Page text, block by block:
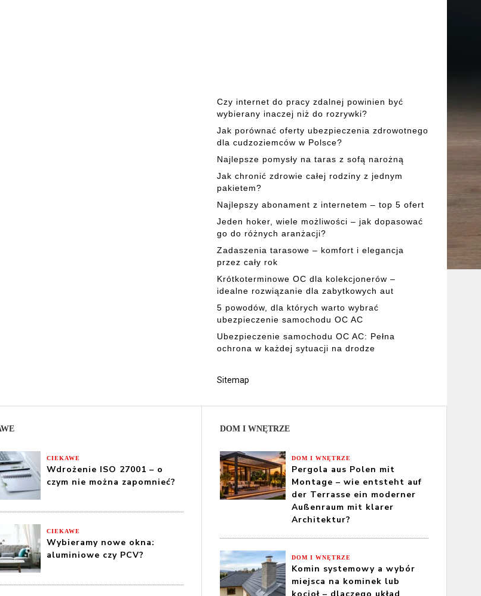
Czy internet do pracy zdalnej powinien być
wybierany inaczej niż do rozrywki?
Jak porównać oferty ubezpieczenia zdrowotnego
dla cudzoziemców w Polsce?
Najlepsze pomysły na taras z sofą narożną
Jak chronić zdrowie całej rodziny z jednym
pakietem?
Najlepszy abonament z internetem – top 5 ofert
Jeden hoker, wiele możliwości – jak dopasować
go do różnych aranżacji?
Zadaszenia tarasowe – komfort i elegancja
przez cały rok
Krótkoterminowe OC dla kolekcjonerów –
idealne rozwiązanie dla zabytkowych aut
5 powodów, dla których warto wybrać
ubezpieczenie samochodu OC AC
Ubezpieczenie samochodu OC AC: Pełna
ochrona w każdej sytuacji na drodze
Sitemap
CIEKAWE
Wdrożenie ISO 27001 – o
czym nie można zapomnieć?
CIEKAWE
Wybieramy nowe okna:
aluminiowe czy PCV?
DOM I WNĘTRZE
DOM I WNĘTRZE
Pergola aus Polen mit
Montage – wie entsteht auf
der Terrasse ein moderner
Außenraum mit klarer
Architektur?
DOM I WNĘTRZE
Komin systemowy a wybór
miejsca na kominek lub